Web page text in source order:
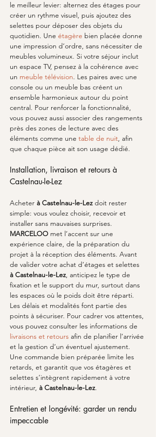
le meilleur levier: alternez des étages pour
créer un rythme visuel, puis ajoutez des
selettes pour déposer des objets du
quotidien. Une étagère bien placée donne
une impression d’ordre, sans nécessiter de
meubles volumineux. Si votre séjour inclut
un espace TV, pensez à la cohérence avec
un meuble télévision. Les paires avec une
console ou un meuble bas créent un
ensemble harmonieux autour du point
central. Pour renforcer la fonctionnalité,
vous pouvez aussi associer des rangements
près des zones de lecture avec des
éléments comme une table de nuit, afin
que chaque pièce ait son usage dédié.
Installation, livraison et retours à
Castelnau-le-Lez
Acheter à Castelnau-le-Lez doit rester
simple: vous voulez choisir, recevoir et
installer sans mauvaises surprises.
MARCELOO met l’accent sur une
expérience claire, de la préparation du
projet à la réception des éléments. Avant
de valider votre achat d’étages et selettes
à Castelnau-le-Lez, anticipez le type de
fixation et le support du mur, surtout dans
les espaces où le poids doit être réparti.
Les délais et modalités font partie des
points à sécuriser. Pour cadrer vos attentes,
vous pouvez consulter les informations de
livraisons et retours afin de planifier l’arrivée
et la gestion d’un éventuel ajustement.
Une commande bien préparée limite les
retards, et garantit que vos étagères et
selettes s’intègrent rapidement à votre
intérieur, à Castelnau-le-Lez.
Entretien et longévité: garder un rendu
impeccable